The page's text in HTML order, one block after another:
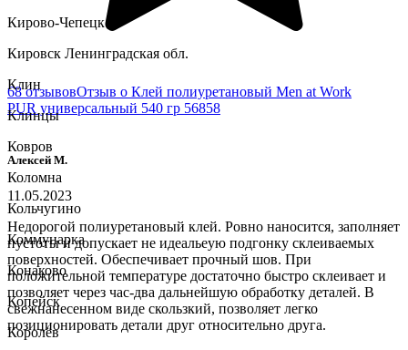
68 отзывовОтзыв о Клей полиуретановый Men at Work
PUR универсальный 540 гр 56858
Алексей М.
11.05.2023
Недорогой полиуретановый клей. Ровно наносится, заполняет
пустоты и допускает не идеальеую подгонку склеиваемых
поверхностей. Обеспечивает прочный шов. При
положительной температуре достаточно быстро склеивает и
позволяет через час-два дальнейшую обработку деталей. В
свежнанесенном виде скользкий, позволяет легко
позиционировать детали друг относительно друга.
Кирово-Чепецк
Кировск Ленинградская обл.
Клин
Клинцы
Ковров
Коломна
Кольчугино
Коммунарка
Конаково
Копейск
Королёв